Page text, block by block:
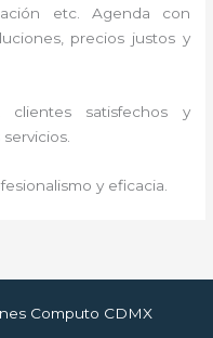
etc. Agenda con
precios justos y
clientes satisfechos y
y eficacia.
Computo CDMX